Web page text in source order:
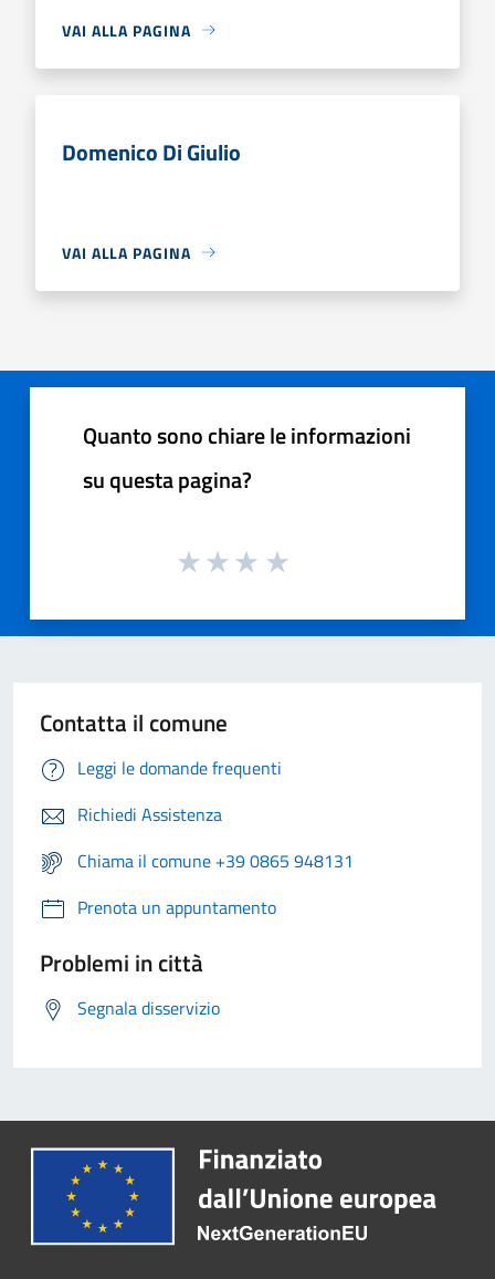
VAI ALLA PAGINA
Domenico Di Giulio
VAI ALLA PAGINA
Quanto sono chiare le informazioni
su questa pagina?
Contatta il comune
Leggi le domande frequenti
Richiedi Assistenza
Chiama il comune +39 0865 948131
Prenota un appuntamento
Problemi in città
Segnala disservizio